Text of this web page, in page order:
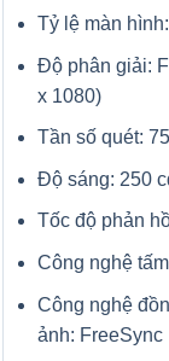
Tỷ lệ màn
Độ phân giải:
x 1080)
Tần số quét:
Độ sáng: 250
Tốc độ phản
Công nghệ
Công nghệ
ảnh: FreeSync